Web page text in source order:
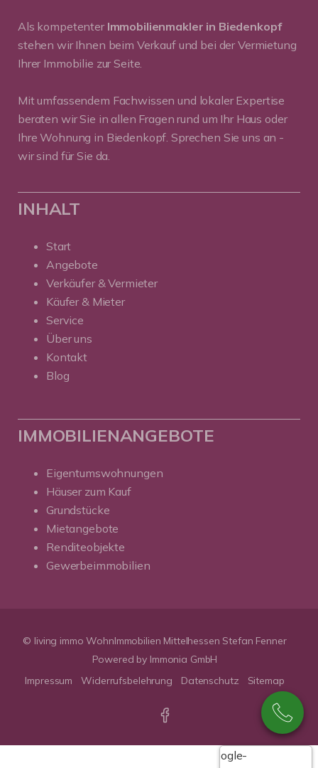
Als kompetenter Immobilienmakler in Biedenkopf
stehen wir Ihnen beim Verkauf und bei der Vermietung
Ihrer Immobilie zur Seite.
Mit umfassendem Fachwissen und lokaler Expertise
beraten wir Sie in allen Fragen rund um Ihr Haus oder
Ihre Wohnung in Biedenkopf. Sprechen Sie uns an -
wir sind für Sie da.
INHALT
Start
Angebote
Verkäufer & Vermieter
Käufer & Mieter
Service
Über uns
Kontakt
Blog
IMMOBILIENANGEBOTE
Eigentumswohnungen
Häuser zum Kauf
Grundstücke
Mietangebote
Renditeobjekte
Gewerbeimmobilien
© living immo WohnImmobilien Mittelhessen Stefan Fenner
Powered by Immonia GmbH
Impressum
Widerrufsbelehrung Datenschutz Sitemap
Google-